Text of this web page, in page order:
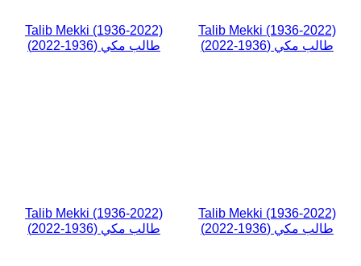
Talib Mekki (1936-2022)
طالب مكي (1936-2022)
Talib Mekki (1936-2022)
طالب مكي (1936-2022)
Talib Mekki (1936-2022)
طالب مكي (1936-2022)
Talib Mekki (1936-2022)
طالب مكي (1936-2022)